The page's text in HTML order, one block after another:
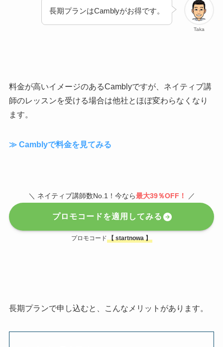
Taka
長期プランはCamblyがお得です。
料金が高いイメージのあるCamblyですが、ネイティブ講
師のレッスンを受ける場合は他社とほぼ変わらなくなり
ます。
≫ Camblyで料金を見てみる
＼ ネイティブ講師数No.1！今なら最大39％OFF！ ／
プロモコードを適用してみる
プロモコード【startnowa】
長期プランで申し込むと、こんなメリットがあります。